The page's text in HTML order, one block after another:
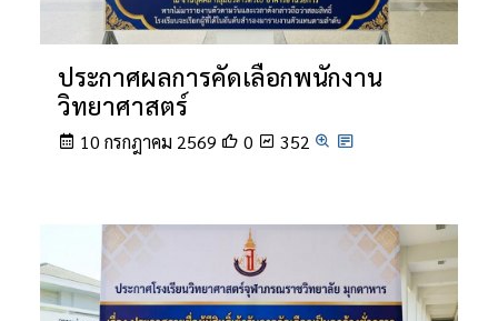
ประกาศผลการคัดเลือกพนักงาน
วิทยาศาสตร์
10 กรกฎาคม 2569 0 352